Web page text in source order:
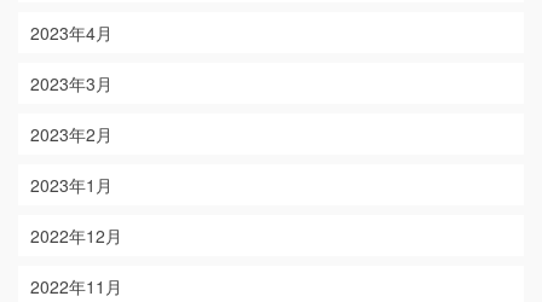
2023年4月
2023年3月
2023年2月
2023年1月
2022年12月
2022年11月